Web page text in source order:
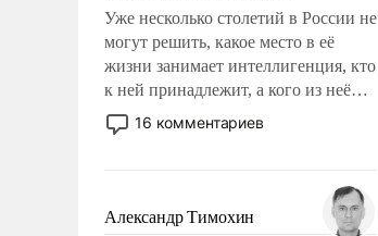
Уже несколько столетий в России не
могут решить, какое место в её
жизни занимает интеллигенция, кто
к ней принадлежит, а кого из неё
исключили с правом
восстановления и без оного. И чем
казалось, что эти вопросы решены
16 комментариев
Александр Тимохин